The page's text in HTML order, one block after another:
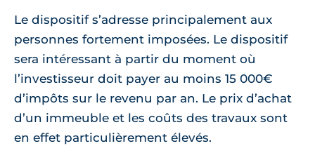
Le dispositif s’adresse principalement aux
personnes fortement imposées. Le dispositif
sera intéressant à partir du moment où
l’investisseur doit payer au moins 15 000€
d’impôts sur le revenu par an. Le prix d’achat
d’un immeuble et les coûts des travaux sont
en effet particulièrement élevés.